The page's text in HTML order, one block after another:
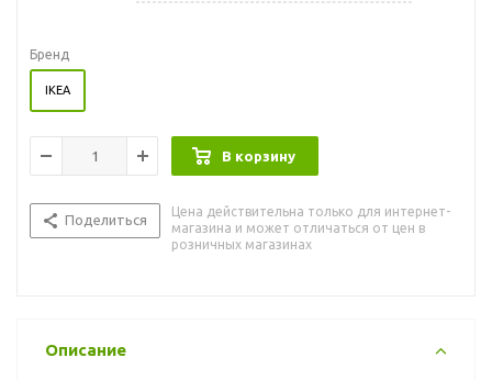
Бренд
IKEA
В корзину
Поделиться
Цена действительна только для интернет-
магазина и может отличаться от цен в
розничных магазинах
Описание